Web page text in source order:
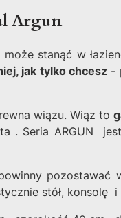
Argun
stanąć w
jak tylko chcesz-
wiązu.Wiąz to
. Seria ARGUN
pozostawać
stół, konsolę i